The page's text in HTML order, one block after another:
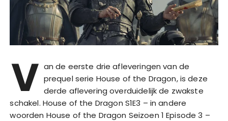
V an de eerste drie afleveringen van de
prequel serie House of the Dragon, is deze
derde aflevering overduidelijk de zwakste
schakel. House of the Dragon S1E3 – in andere
woorden House of the Dragon Seizoen 1 Episode 3 –